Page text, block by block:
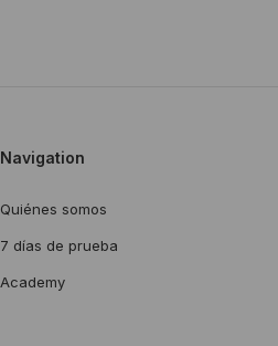
Navigation
Quiénes somos
7 días de prueba
Academy